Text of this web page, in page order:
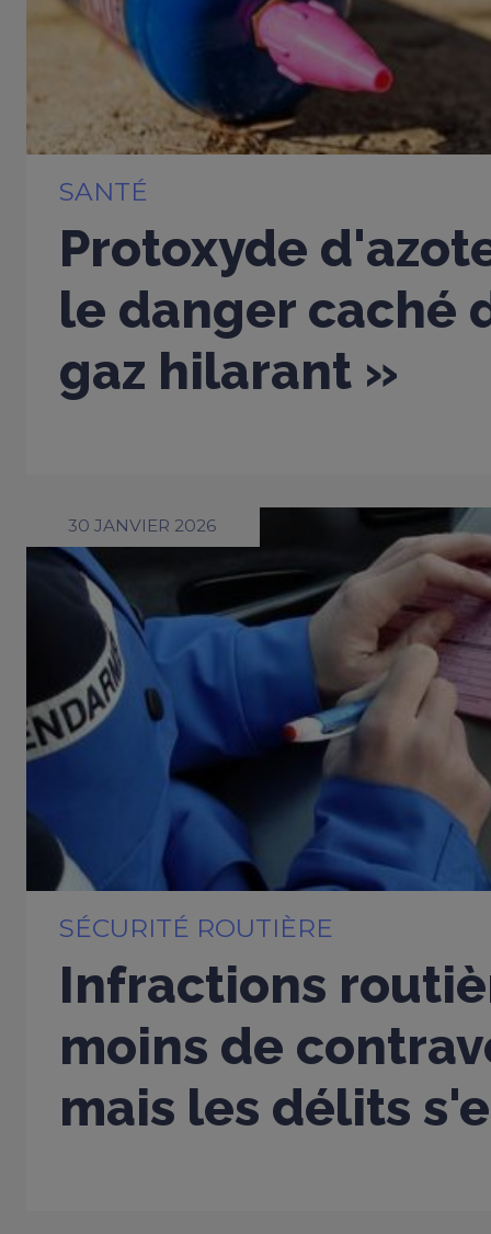
SANTÉ
Protoxyde
le danger caché
gaz hilarant »
30 JANVIER 2026
SÉCURITÉ ROUTIÈRE
Infractions
moins de
mais les délits